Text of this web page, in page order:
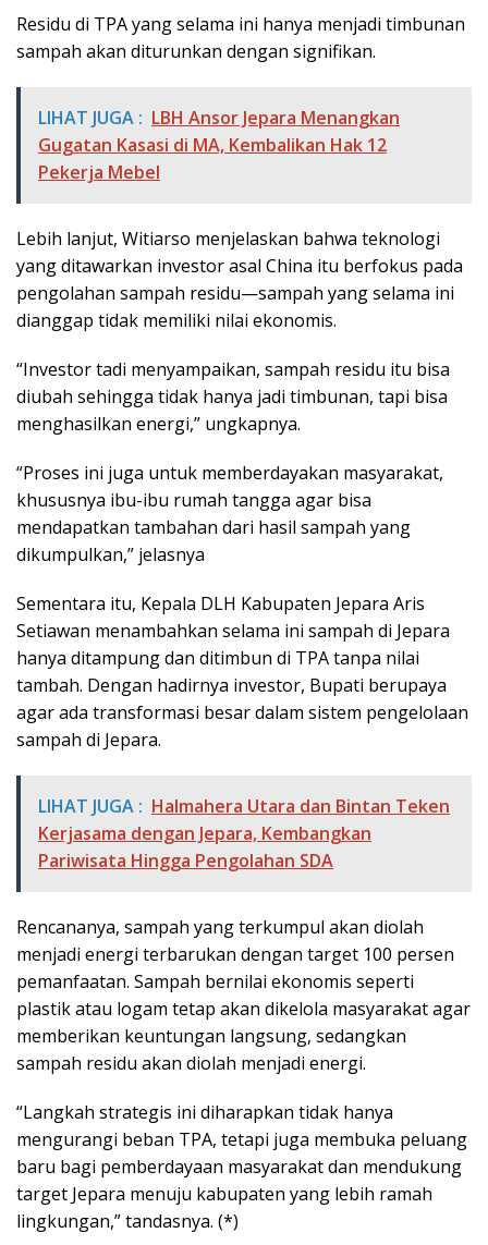
Residu di TPA yang selama ini hanya menjadi timbunan
sampah akan diturunkan dengan signifikan.
LIHAT JUGA : LBH Ansor Jepara Menangkan
Gugatan Kasasi di MA, Kembalikan Hak 12
Pekerja Mebel
Lebih lanjut, Witiarso menjelaskan bahwa teknologi
yang ditawarkan investor asal China itu berfokus pada
pengolahan sampah residu—sampah yang selama ini
dianggap tidak memiliki nilai ekonomis.
“Investor tadi menyampaikan, sampah residu itu bisa
diubah sehingga tidak hanya jadi timbunan, tapi bisa
menghasilkan energi,” ungkapnya.
“Proses ini juga untuk memberdayakan masyarakat,
khususnya ibu-ibu rumah tangga agar bisa
mendapatkan tambahan dari hasil sampah yang
dikumpulkan,” jelasnya
Sementara itu, Kepala DLH Kabupaten Jepara Aris
Setiawan menambahkan selama ini sampah di Jepara
hanya ditampung dan ditimbun di TPA tanpa nilai
tambah. Dengan hadirnya investor, Bupati berupaya
agar ada transformasi besar dalam sistem pengelolaan
sampah di Jepara.
LIHAT JUGA : Halmahera Utara dan Bintan Teken
Kerjasama dengan Jepara, Kembangkan
Pariwisata Hingga Pengolahan SDA
Rencananya, sampah yang terkumpul akan diolah
menjadi energi terbarukan dengan target 100 persen
pemanfaatan. Sampah bernilai ekonomis seperti
plastik atau logam tetap akan dikelola masyarakat agar
memberikan keuntungan langsung, sedangkan
sampah residu akan diolah menjadi energi.
“Langkah strategis ini diharapkan tidak hanya
mengurangi beban TPA, tetapi juga membuka peluang
baru bagi pemberdayaan masyarakat dan mendukung
target Jepara menuju kabupaten yang lebih ramah
lingkungan,” tandasnya. (*)